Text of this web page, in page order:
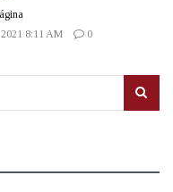
8:11 AM
0